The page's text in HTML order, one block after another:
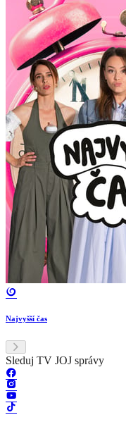
Najvyšší čas
Sleduj TV JOJ správy